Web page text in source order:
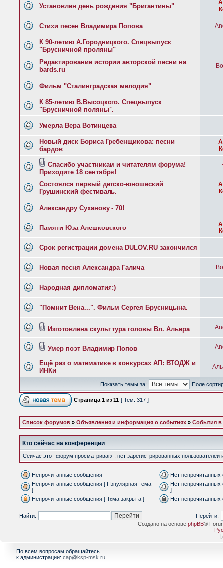
Установлен день рождения "Бригантины"
Стихи песен Владимира Попова
К 90-летию А.Городницкого. Спецвыпуск
"Брусничной проляны"
Редактирование истории авторской песни на
bards.ru
Фильм "Сталинградская мелодия"
К 85-летию В.Высоцкого. Спецвыпуск
"Брусничной поляны".
Умерла Вера Вотинцева
Новый диск Бориса Гребенщикова: песни
бардов
Спасибо участникам и читателям форума!
Приходите 18 сентября!
Состоялся первый детско-юношеский
Грушинский фестиваль.
Александру Суханову - 70!
Памяти Юза Алешковского
Срок регистрации домена DULOV.RU закончился
Новая песня Александра Галича
Народная дипломатия:)
"Помнит Вена...". Фильм Сергея Брусницына.
Изготовлена скульптура головы Вл. Альера
Умер поэт Владимир Попов
Ещё раз о математике в конкурсах АП: ВТОДЖ и
ИНКи
Показать темы за: Поле
Страница 1 из 11 [ Тем: 317 ]
Список форумов » Объявления и информация о событиях » События в
Кто сейчас на конференции
Сейчас этот форум просматривают: нет зарегистрированных пользователей
Непрочитанные сообщения
Нет непрочитанных
Непрочитанные сообщения [ Популярная тема
]
Нет
]
Непрочитанные сообщения [ Тема закрыта ]
Нет непрочитанных
Найти:
Перейти:
Создано на основе phpBB®
[
По всем вопросам обращайтесь
к администрации: cap@ksp-msk.ru